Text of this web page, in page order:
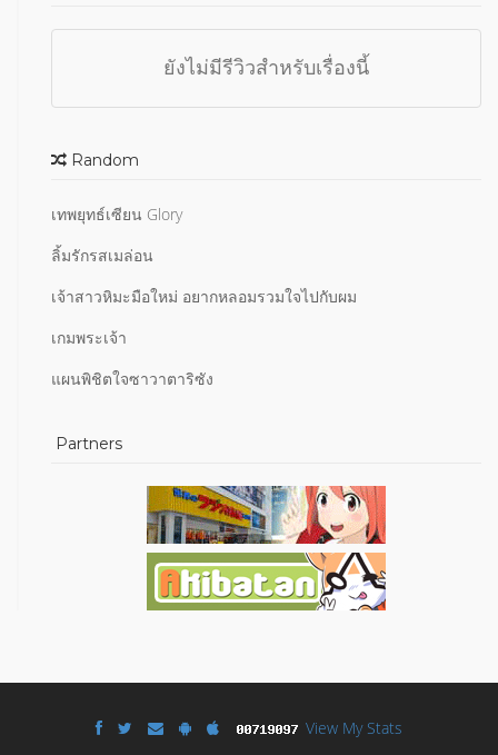
ยังไม่มีรีวิวสำหรับเรื่องนี้
Random
เทพยุทธ์เซียน Glory
ลิ้มรักรสเมล่อน
เจ้าสาวหิมะมือใหม่ อยากหลอมรวมใจไปกับผม
เกมพระเจ้า
แผนพิชิตใจซาวาตาริซัง
Partners
View My Stats